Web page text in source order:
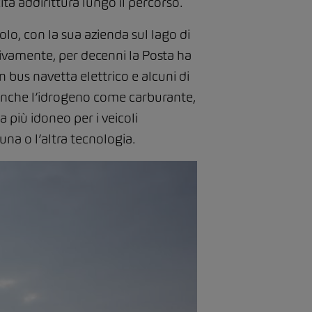
con la sua azienda sul lago di
per decenni la Posta ha
bus navetta elettrico e alcuni di
l’idrogeno come carburante,
più idoneo per i veicoli
o l’altra tecnologia.